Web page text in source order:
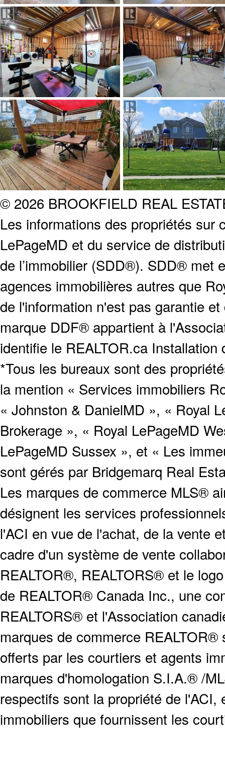
© 2026 BROOKFIELD REAL
Les informations des propriétés sur
LePageMD et du service de
de l’immobilier (SDD®). SDD® met
agences immobilières autres que
de l'information n'est pas garantie
marque DDF® appartient à
identifie le REALTOR.ca
*Tous les bureaux sont des
la mention « Services immobiliers
« Johnston & DanielMD », « Royal
Brokerage », « Royal LePageMD
LePageMD Sussex », et « Les
sont gérés par Bridgemarq Real
Les marques de commerce MLS®
désignent les services
l'ACI en vue de l'achat, de la vente
cadre d'un système de vente
REALTOR®, REALTORS® et le
de REALTOR® Canada Inc., une
REALTORS® et l'Association
marques de commerce
offerts par les courtiers et agents
marques d'homologation S.I.A.® /
respectifs sont la propriété de
immobiliers que fournissent les